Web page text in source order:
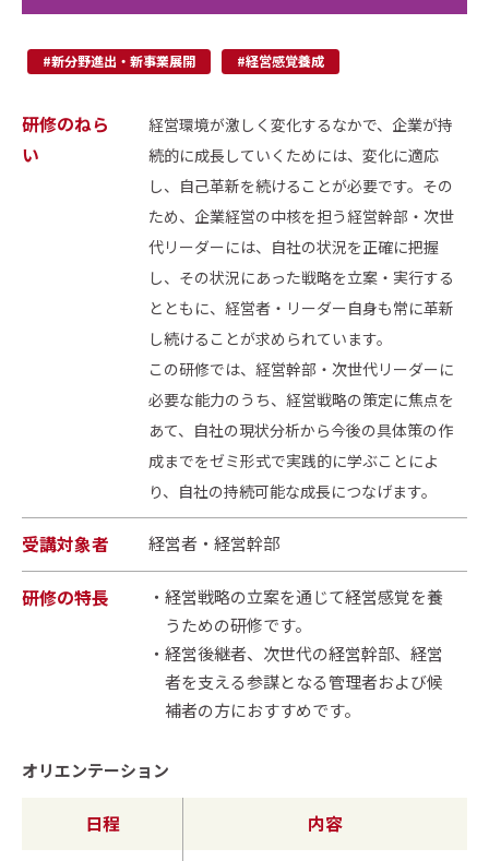
#新分野進出・新事業展開 #経営感覚養成
研修のねら
い
経営環境が激しく変化するなかで、企業が持
続的に成長していくためには、変化に適応
し、自己革新を続けることが必要です。その
ため、企業経営の中核を担う経営幹部・次世
代リーダーには、自社の状況を正確に把握
し、その状況にあった戦略を立案・実行する
とともに、経営者・リーダー自身も常に革新
し続けることが求められています。
この研修では、経営幹部・次世代リーダーに
必要な能力のうち、経営戦略の策定に焦点を
あて、自社の現状分析から今後の具体策の作
成までをゼミ形式で実践的に学ぶことによ
り、自社の持続可能な成長につなげます。
受講対象者 経営者・経営幹部
研修の特長
経営戦略の立案を通じて経営感覚を養
うための研修です。
経営後継者、次世代の経営幹部、経営
者を支える参謀となる管理者および候
補者の方におすすめです。
オリエンテーション
日程 内容